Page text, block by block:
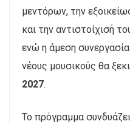
μεντόρων, την
και την αντιστοίχισή
ενώ η άμεση
νέους μουσικούς θα
2027.
Το πρόγραμμα